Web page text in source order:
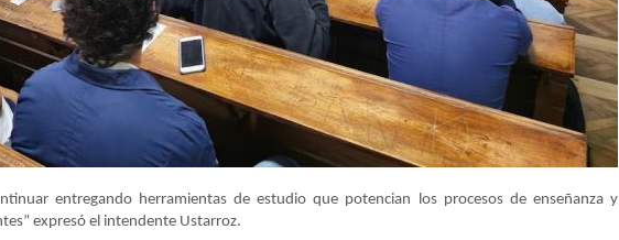
entregando herramientas de estudio que potencian los procesos de enseñanza y
expresó el intendente Ustarroz.